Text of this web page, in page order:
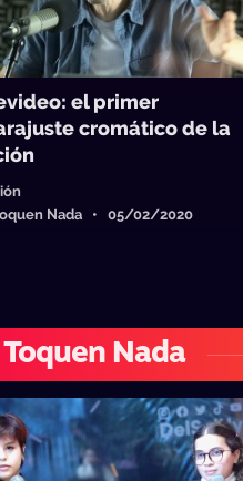
el primer
cromático de la
Nada • 05/02/2020
Nada